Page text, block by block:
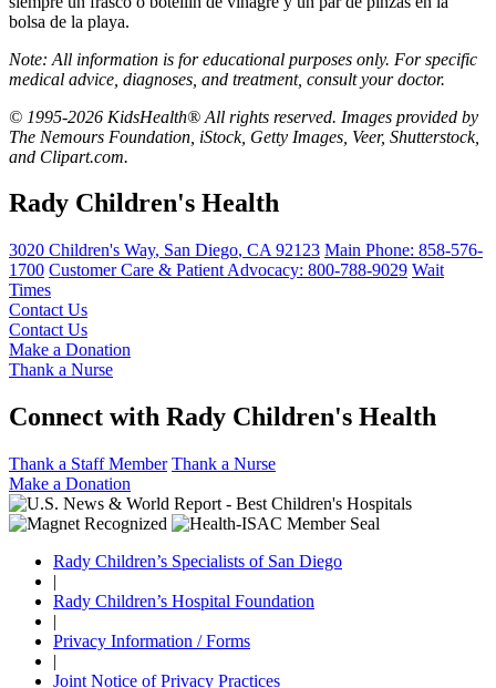
bolsa de la playa.
Note: All information is for educational purposes only. For specific
medical advice, diagnoses, and treatment, consult your doctor.
© 1995-2026 KidsHealth® All rights reserved. Images provided by
The Nemours Foundation, iStock, Getty Images, Veer, Shutterstock,
and Clipart.com.
Rady Children's Health
3020 Children's Way, San Diego, CA 92123 Main Phone: 858-576-
1700 Customer Care & Patient Advocacy: 800-788-9029 Wait
Times
Contact Us
Contact Us
Make a Donation
Thank a Nurse
Connect with Rady Children's Health
Thank a Staff Member Thank a Nurse
Make a Donation
Rady Children’s Specialists of San Diego
|
Rady Children’s Hospital Foundation
|
Privacy Information / Forms
|
Joint Notice of Privacy Practices